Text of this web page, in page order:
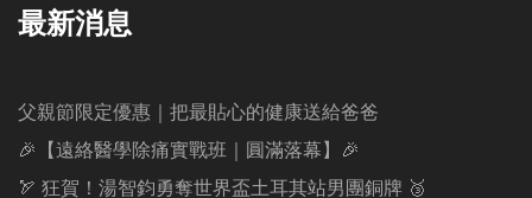
最新消息
父親節限定優惠｜把最貼心的健康送給爸爸
🎉【遠絡醫學除痛實戰班｜圓滿落幕】🎉
🏹 狂賀！湯智鈞勇奪世界盃土耳其站男團銅牌 🥉